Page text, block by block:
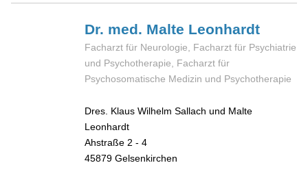
Dr. med. Malte Leonhardt
Facharzt für Neurologie, Facharzt für Psychiatrie
und Psychotherapie, Facharzt für
Psychosomatische Medizin und Psychotherapie
Dres. Klaus Wilhelm Sallach und Malte
Leonhardt
Ahstraße 2 - 4
45879 Gelsenkirchen